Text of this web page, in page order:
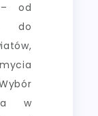
– od
do
w